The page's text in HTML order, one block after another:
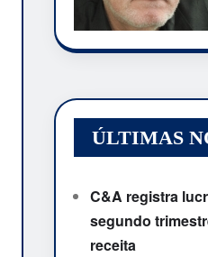
ÚLTIMAS
C&A registra
segundo
receita